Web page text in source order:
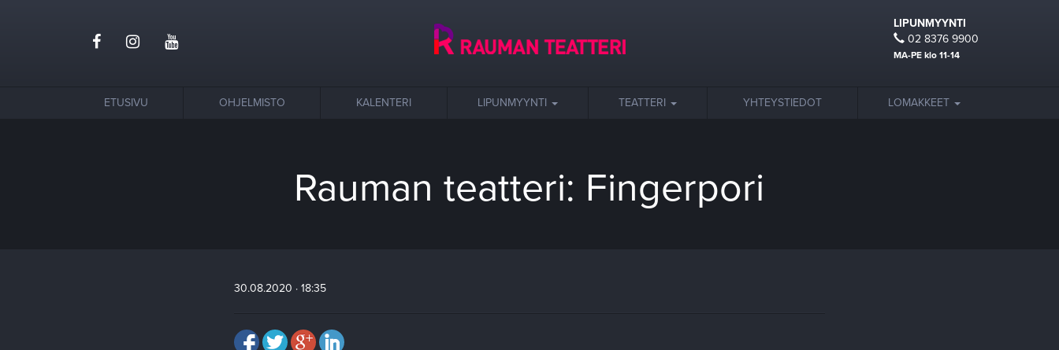
LIPUNMYYNTI
02 8376 9900
MA-PE klo 11-14
ETUSIVU OHJELMISTO KALENTERI LIPUNMYYNTI TEATTERI YHTEYSTIEDOT LOMAKKEET
Rauman teatteri: Fingerpori
30.08.2020 · 18:35